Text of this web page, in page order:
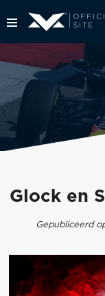
Glock en
Gepubliceerd